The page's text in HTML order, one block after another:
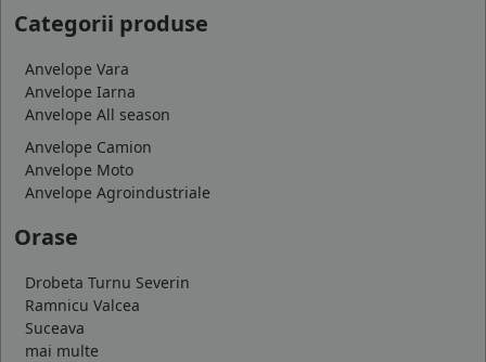
Categorii produse
Anvelope Vara
Anvelope Iarna
Anvelope All season
Anvelope Camion
Anvelope Moto
Anvelope Agroindustriale
Orase
Drobeta Turnu Severin
Ramnicu Valcea
Suceava
mai multe